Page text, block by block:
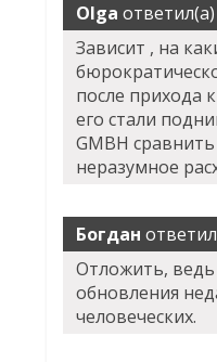
Olga ответил(а)
Зависит , на
после прихода
его стали
GMBH
неразумное
Богдан
Отложить, ведь
обновления
человеческих.